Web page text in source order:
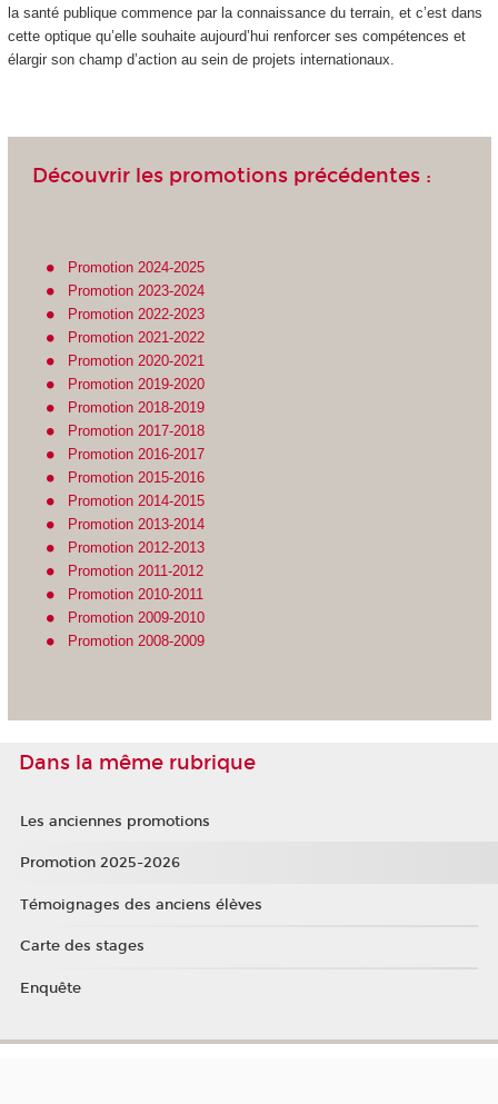
la santé publique commence par la connaissance du terrain, et c’est dans
cette optique qu’elle souhaite aujourd’hui renforcer ses compétences et
élargir son champ d’action au sein de projets internationaux.
Découvrir les promotions précédentes :
Promotion 2024-2025
Promotion 2023-2024
Promotion 2022-2023
Promotion 2021-2022
Promotion 2020-2021
Promotion 2019-2020
Promotion 2018-2019
Promotion 2017-2018
Promotion 2016-2017
Promotion 2015-2016
Promotion 2014-2015
Promotion 2013-2014
Promotion 2012-2013
Promotion 2011-2012
Promotion 2010-2011
Promotion 2009-2010
Promotion 2008-2009
Dans la même rubrique
Les anciennes promotions
Promotion 2025-2026
Témoignages des anciens élèves
Carte des stages
Enquête